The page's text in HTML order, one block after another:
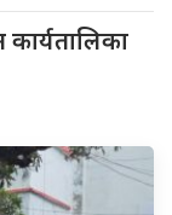
कार्यतालिका